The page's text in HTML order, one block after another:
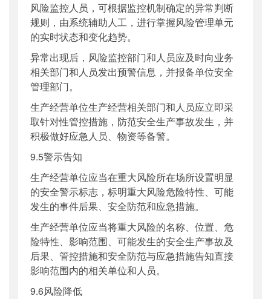
风险监控人员，可根据监控机制确定的异常判断
规则，由系统辅助人工，进行掌握风险管理单元
的实时状态和变化趋势。
异常出现后，风险监控部门和人员应及时向业务
相关部门和人员发出预警信息，并报备单位安全
管理部门。
生产经营单位生产经营相关部门和人员应立即采
取针对性管控措施，防范安全生产事故发生，并
积极做好应急人员、物资等备警。
9.5警示告知
生产经营单位应当在重大风险所在场所设置明显
的安全警示标志，标明重大风险危险特性、可能
发生的事件后果、安全防范和应急措施。
生产经营单位应当将重大风险的名称、位置、危
险特性、影响范围、可能发生的安全生产事故及
后果、管控措施和安全防范与应急措施告知直接
影响范围内的相关单位和人员。
9.6风险降低